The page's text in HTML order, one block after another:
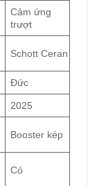
Cảm ứng
trượt
Schott Ceran
Đức
2025
Booster kép
Có